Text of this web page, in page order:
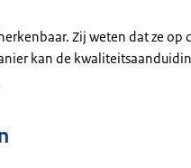
Zij weten dat ze op
kan de